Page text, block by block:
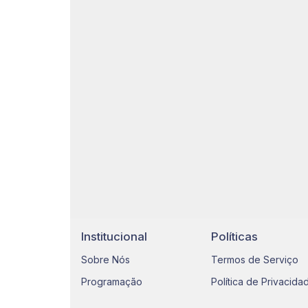
Institucional
Sobre Nós
Programação
Políticas
Termos de Serviço
Política de